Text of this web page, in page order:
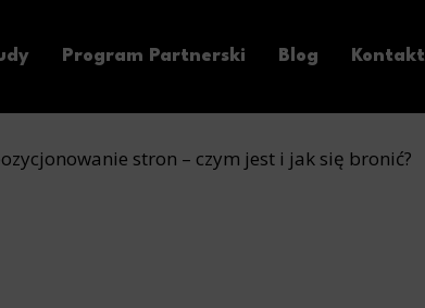
Program Partnerski Blog Kontakt
stron – czym jest i jak się bronić?